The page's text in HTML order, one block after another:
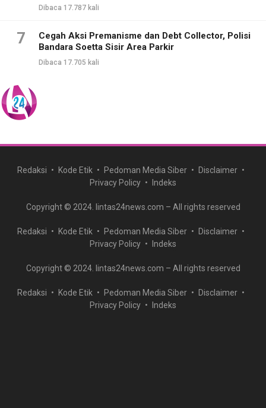
Dibaca 17.787 kali
7
Cegah Aksi Premanisme dan Debt Collector, Polisi
Bandara Soetta Sisir Area Parkir
Dibaca 17.705 kali
Redaksi Kode Etik Pedoman Media Siber
Disclaimer
Privacy Policy
Indeks
Copyright © 2024. lintas24news.com – All rights reserved
Redaksi Kode Etik Pedoman Media Siber
Disclaimer
Privacy Policy
Indeks
Copyright © 2024. lintas24news.com – All rights reserved
Redaksi Kode Etik Pedoman Media Siber
Disclaimer
Privacy Policy
Indeks